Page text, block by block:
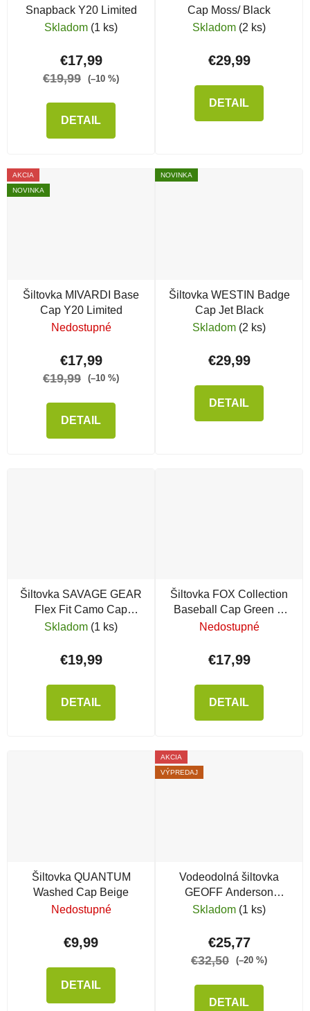
Snapback Y20 Limited
Skladom (1 ks)
€17,99
€19,99 (–10 %)
DETAIL
Cap Moss/ Black
Skladom (2 ks)
€29,99
DETAIL
AKCIA
NOVINKA
Šiltovka MIVARDI Base
Cap Y20 Limited
Nedostupné
€17,99
€19,99 (–10 %)
DETAIL
NOVINKA
Šiltovka WESTIN Badge
Cap Jet Black
Skladom (2 ks)
€29,99
DETAIL
Šiltovka SAVAGE GEAR
Flex Fit Camo Cap
Camo Grey
Skladom (1 ks)
€19,99
DETAIL
Šiltovka FOX Collection
Baseball Cap Green &
Black
Nedostupné
€17,99
DETAIL
Šiltovka QUANTUM
Washed Cap Beige
Nedostupné
€9,99
DETAIL
AKCIA
VÝPREDAJ
Vodeodolná šiltovka
GEOFF Anderson
FlexFit, modrá
Skladom (1 ks)
€25,77
€32,50 (–20 %)
DETAIL